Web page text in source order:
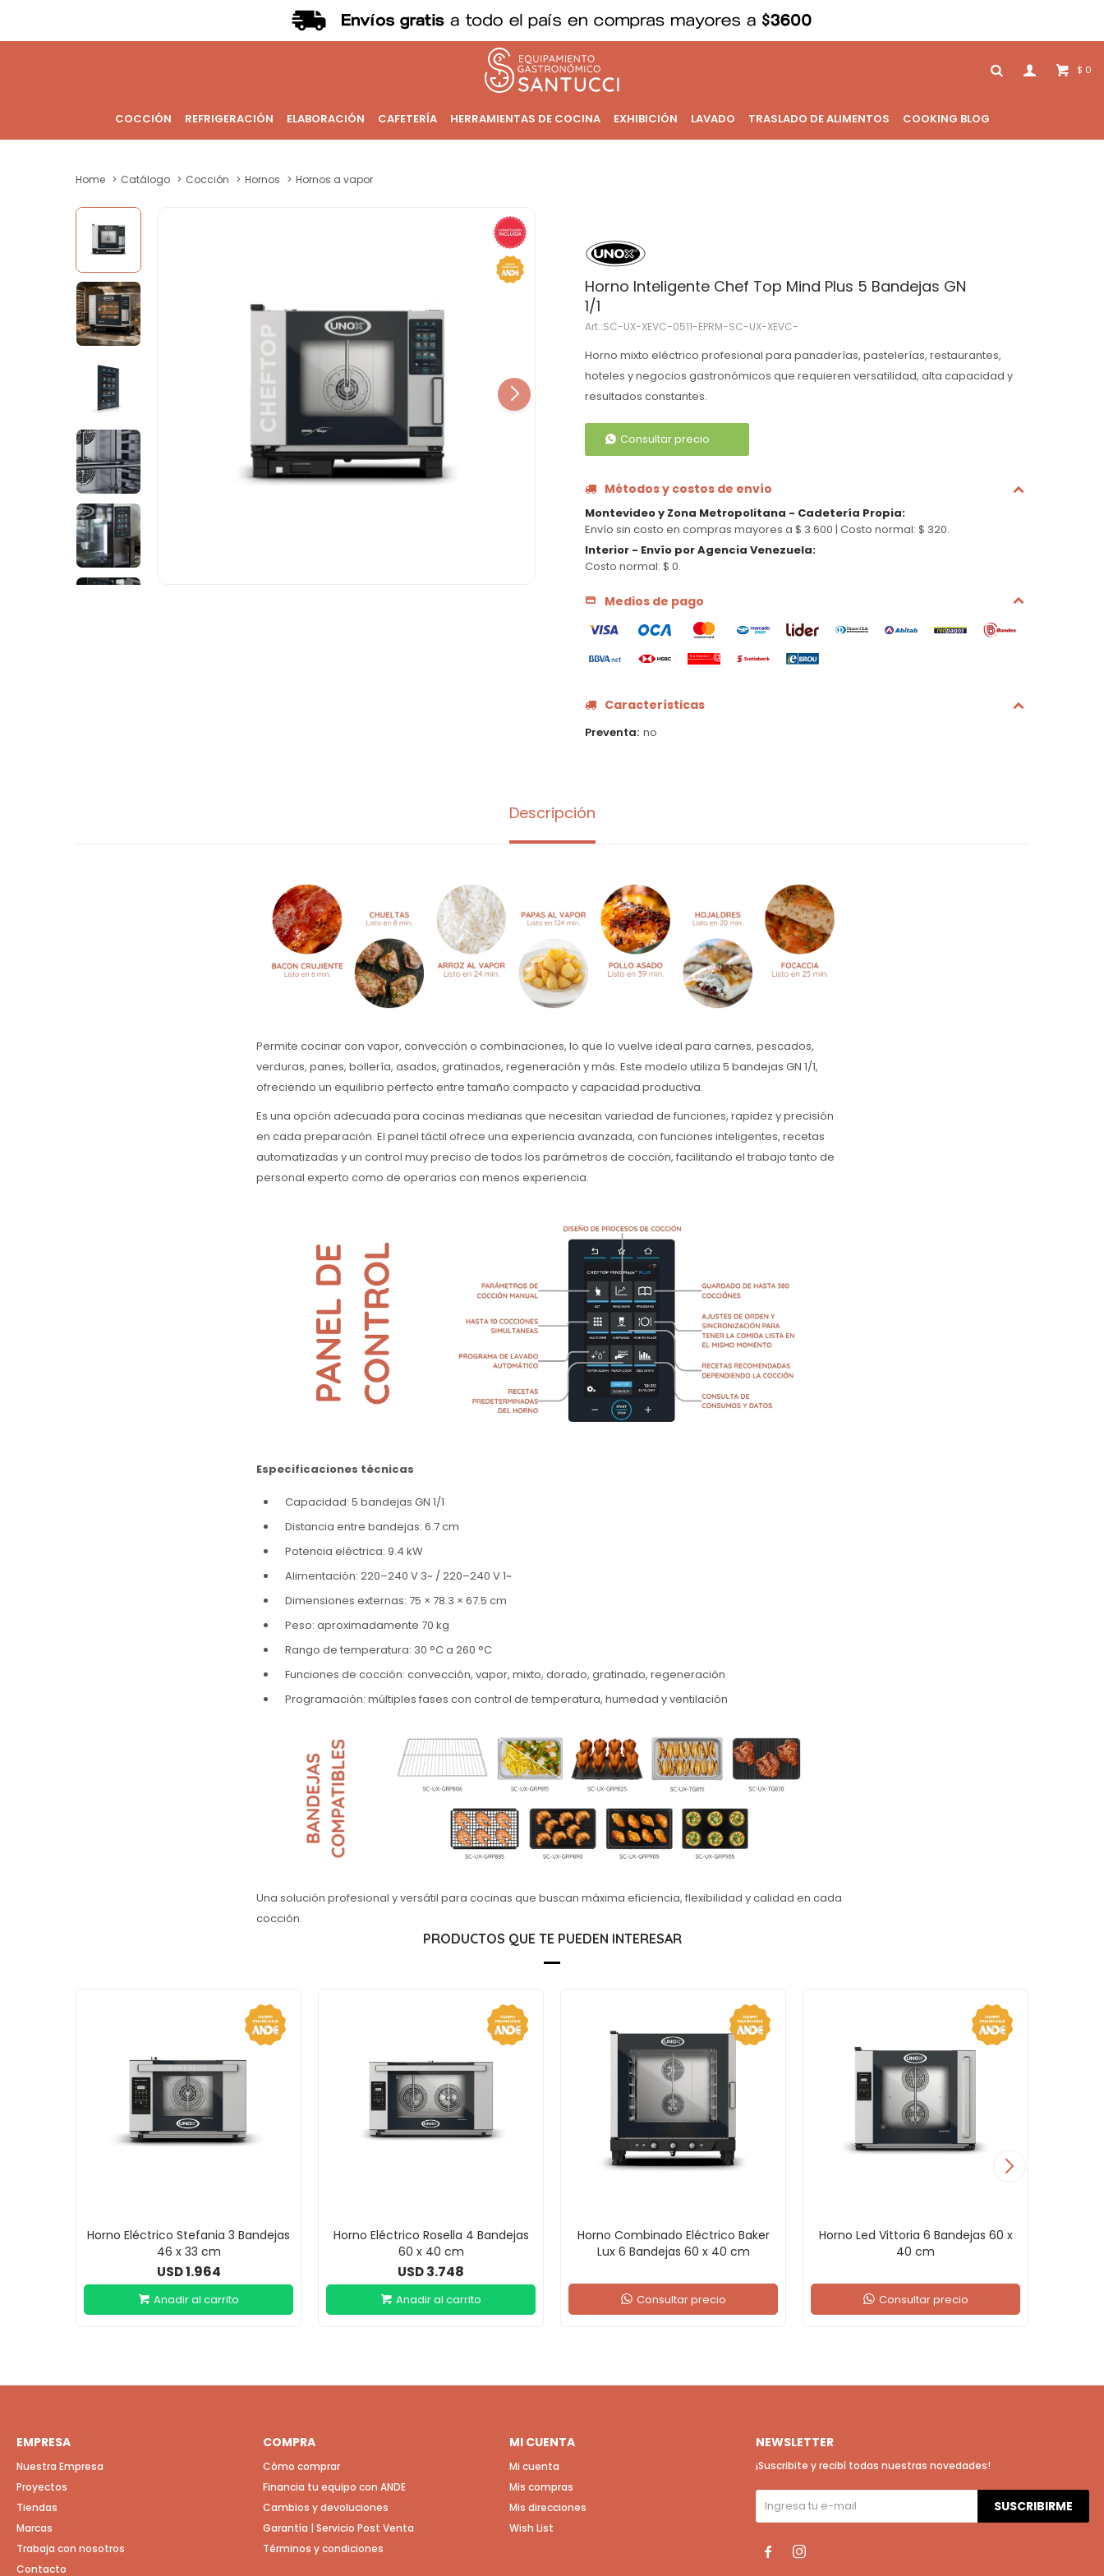
COCCIÓN REFRIGERACIÓN ELABORACIÓN CAFETERÍA HERRAMIENTAS DE COCINA EXHIBICIÓN LAVADO TRASLADO DE ALIMENTOS COOKING BLOG
$ 0
Home Catálogo Cocción Hornos Hornos a vapor
Horno Inteligente Chef Top Mind Plus 5 Bandejas GN
1/1
SC-UX-XEVC-0511-EPRM-SC-UX-XEVC-
Horno mixto eléctrico profesional para panaderías, pastelerías, restaurantes,
hoteles y negocios gastronómicos que requieren versatilidad, alta capacidad y
resultados constantes.
Consultar precio
Métodos y costos de envío
Montevideo y Zona Metropolitana - Cadetería Propia:
Envío sin costo en compras mayores a $ 3.600 | Costo normal: $ 320.
Interior - Envío por Agencia Venezuela:
Costo normal: $ 0.
Medios de pago
Características
Preventa no
Descripción
Permite cocinar con vapor, convección o combinaciones, lo que lo vuelve ideal para carnes, pescados,
verduras, panes, bollería, asados, gratinados, regeneración y más. Este modelo utiliza 5 bandejas GN 1/1,
ofreciendo un equilibrio perfecto entre tamaño compacto y capacidad productiva.
Es una opción adecuada para cocinas medianas que necesitan variedad de funciones, rapidez y precisión
en cada preparación. El panel táctil ofrece una experiencia avanzada, con funciones inteligentes, recetas
automatizadas y un control muy preciso de todos los parámetros de cocción, facilitando el trabajo tanto de
personal experto como de operarios con menos experiencia.
Especificaciones técnicas
Capacidad: 5 bandejas GN 1/1
Distancia entre bandejas: 6.7 cm
Potencia eléctrica: 9.4 kW
Alimentación: 220–240 V 3~ / 220–240 V 1~
Dimensiones externas: 75 × 78.3 × 67.5 cm
Peso: aproximadamente 70 kg
Rango de temperatura: 30 °C a 260 °C
Funciones de cocción: convección, vapor, mixto, dorado, gratinado, regeneración
Programación: múltiples fases con control de temperatura, humedad y ventilación
Una solución profesional y versátil para cocinas que buscan máxima eficiencia, flexibilidad y calidad en cada
cocción.
PRODUCTOS QUE TE PUEDEN INTERESAR
Horno Eléctrico Stefania 3 Bandejas
46 x 33 cm
USD1.964
Horno Eléctrico Rosella 4 Bandejas
60 x 40 cm
USD3.748
Horno Combinado Eléctrico Baker
Lux 6 Bandejas 60 x 40 cm
Consultar precio
Horno Led Vittoria 6 Bandejas 60 x
40 cm
Consultar precio
EMPRESA
Nuestra Empresa
Proyectos
Tiendas
Marcas
Trabaja con nosotros
Contacto
COMPRA
Cómo comprar
Financia tu equipo con ANDE
Cambios y devoluciones
Garantía | Servicio Post Venta
Términos y condiciones
MI CUENTA
Mi cuenta
Mis compras
Mis direcciones
Wish List
NEWSLETTER
¡Suscribite y recibí todas nuestras novedades!
SUSCRIBIRME
 